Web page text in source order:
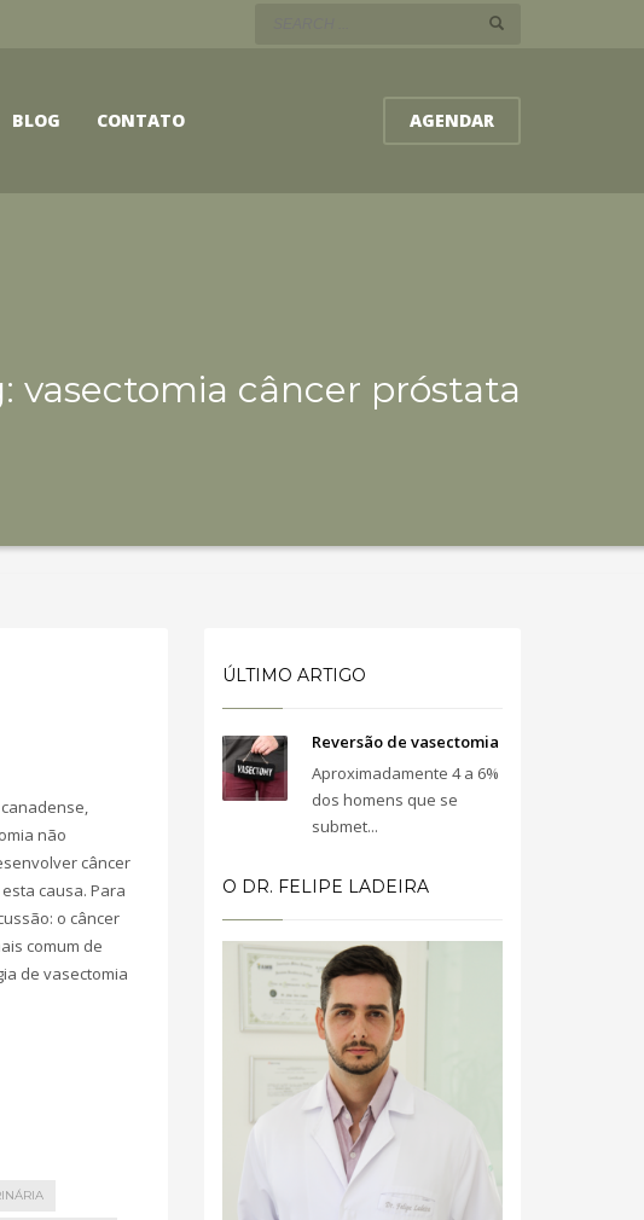
BLOG CONTATO AGENDAR
vasectomia câncer próstata
não
câncer
causa. Para
o câncer
comum de
de vasectomia
ÚLTIMO ARTIGO
Reversão de vasectomia
Aproximadamente 4 a 6%
dos homens que se
submet...
O DR. FELIPE LADEIRA